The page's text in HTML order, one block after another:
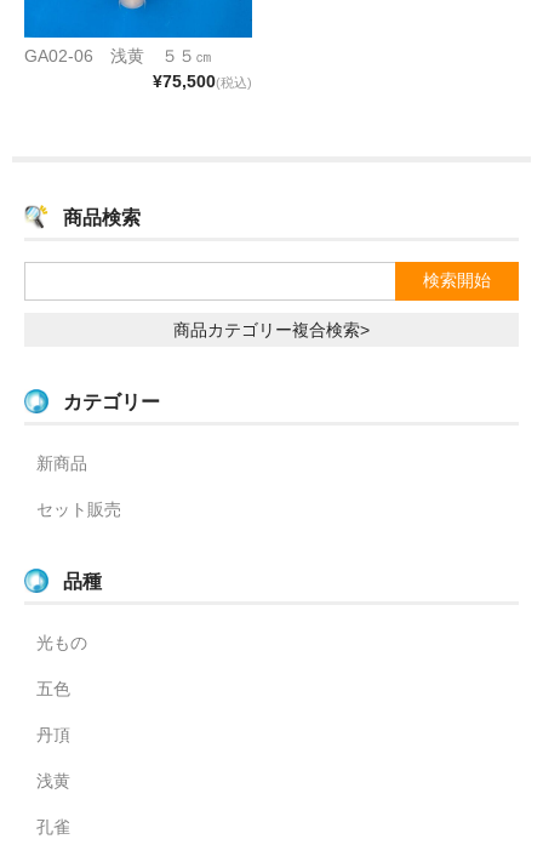
GA02-06 浅黄 ５５㎝
¥75,500(税込)
商品検索
商品カテゴリー複合検索>
カテゴリー
新商品
セット販売
品種
光もの
五色
丹頂
浅黄
孔雀